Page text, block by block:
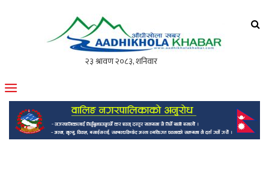
मोफसलकै लोकप्रिय अनलाइन पत्रिका